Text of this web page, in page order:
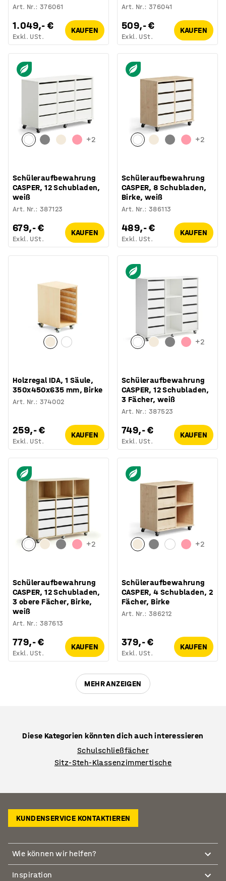
Art. Nr.:376061
1.049,- €
Exkl. USt.
KAUFEN
Art. Nr.:376041
509,- €
Exkl. USt.
KAUFEN
+2
Schüleraufbewahrung
CASPER, 12 Schubladen,
weiß
Art. Nr.:387123
679,- €
Exkl. USt.
KAUFEN
+2
Schüleraufbewahrung
CASPER, 8 Schubladen,
Birke, weiß
Art. Nr.:386113
489,- €
Exkl. USt.
KAUFEN
Holzregal IDA, 1 Säule,
350x450x635 mm, Birke
Art. Nr.:374002
259,- €
Exkl. USt.
KAUFEN
+2
Schüleraufbewahrung
CASPER, 12 Schubladen,
3 Fächer, weiß
Art. Nr.:387523
749,- €
Exkl. USt.
KAUFEN
+2
Schüleraufbewahrung
CASPER, 12 Schubladen,
3 obere Fächer, Birke,
weiß
Art. Nr.:387613
779,- €
Exkl. USt.
KAUFEN
+2
Schüleraufbewahrung
CASPER, 4 Schubladen, 2
Fächer, Birke
Art. Nr.:386212
379,- €
Exkl. USt.
KAUFEN
MEHR ANZEIGEN
Diese Kategorien könnten dich auch interessieren
Schulschließfächer
Sitz-Steh-Klassenzimmertische
KUNDENSERVICE KONTAKTIEREN
Wie können wir helfen?
Inspiration